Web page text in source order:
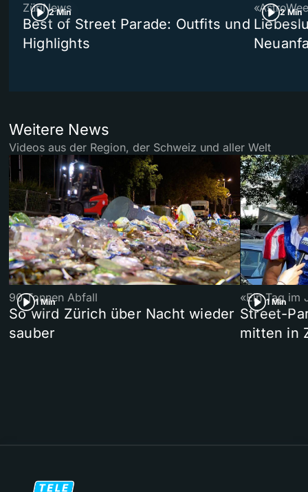
2 Min
ZüriNews
Best of Street Parade: Outfits und
Highlights
2 Min
Weitere News
Videos aus der Region, der Schweiz und aller Welt
1 Min
90 Tonnen Abfall
So wird Zürich über Nacht wieder
sauber
1 Min
«Ein Tag im
Street-
mitten in